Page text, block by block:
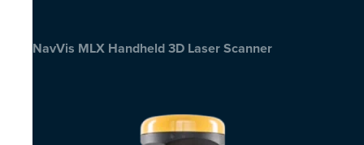
NavVis MLX Handheld 3D Laser Scanner